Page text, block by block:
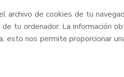
archivo de cookies de tu
tu ordenador. La información
nos permite proporcionar